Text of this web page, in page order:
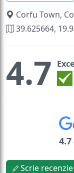
Corfu Town,
39.625664,
4.7
4.7
Scrie recenzie